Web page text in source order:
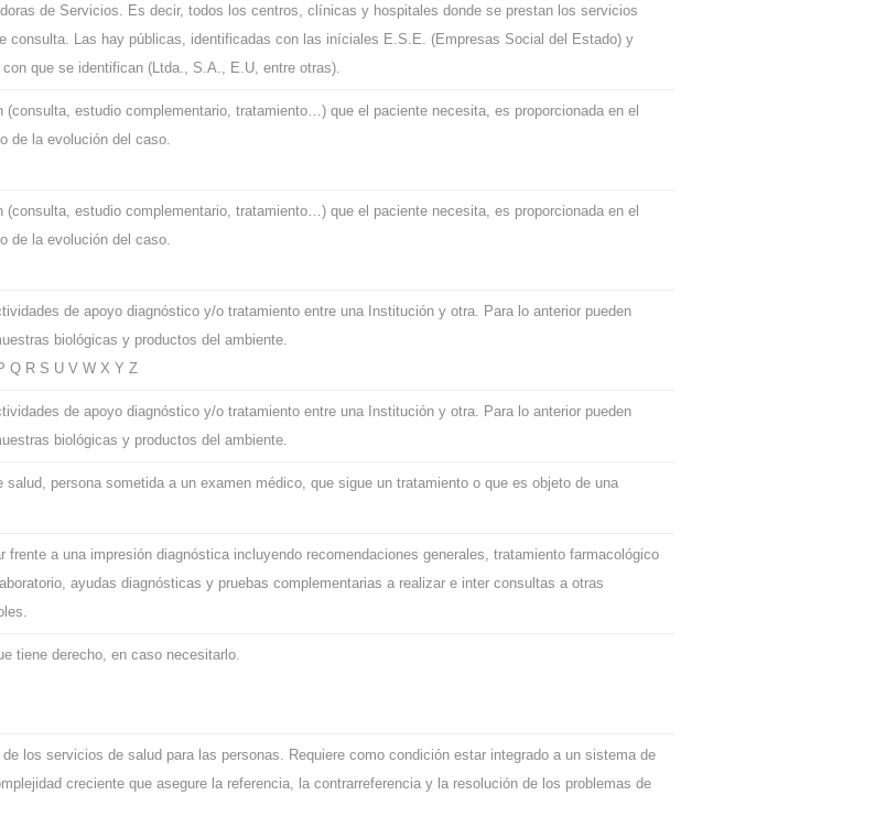
de Servicios. Es decir, todos los centros, clínicas y hospitales donde se prestan los servicios
consulta. Las hay públicas, identificadas con las iníciales E.S.E. (Empresas Social del Estado) y
que se identifican (Ltda., S.A., E.U, entre otras).
(consulta, estudio complementario, tratamiento…) que el paciente necesita, es proporcionada en el
de la evolución del caso.
(consulta, estudio complementario, tratamiento…) que el paciente necesita, es proporcionada en el
de la evolución del caso.
de apoyo diagnóstico y/o tratamiento entre una Institución y otra. Para lo anterior pueden
biológicas y productos del ambiente.
Q R S U V W X Y Z
de apoyo diagnóstico y/o tratamiento entre una Institución y otra. Para lo anterior pueden
biológicas y productos del ambiente.
persona sometida a un examen médico, que sigue un tratamiento o que es objeto de una
frente a una impresión diagnóstica incluyendo recomendaciones generales, tratamiento farmacológico
ayudas diagnósticas y pruebas complementarias a realizar e inter consultas a otras
tiene derecho, en caso necesitarlo.
los servicios de salud para las personas. Requiere como condición estar integrado a un sistema de
creciente que asegure la referencia, la contrarreferencia y la resolución de los problemas de